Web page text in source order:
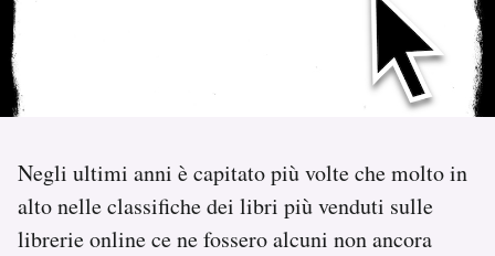
CALENDARIO
Negli ultimi anni è capitato più volte che molto in
alto nelle classifiche dei libri più venduti sulle
librerie online ce ne fossero alcuni non ancora